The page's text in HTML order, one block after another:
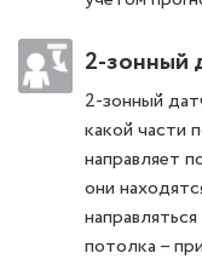
2-зонный
2-зонный
какой части
направляет
они
потолка –